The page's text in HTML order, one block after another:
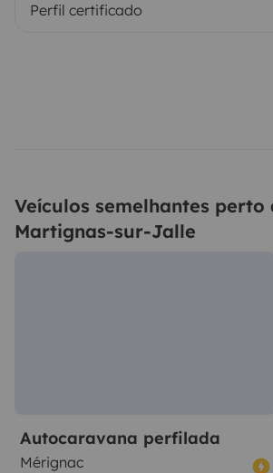
Perfil certificado
Veículos semelhantes perto
Martignas-sur-Jalle
Autocaravana perfilada
Mérignac